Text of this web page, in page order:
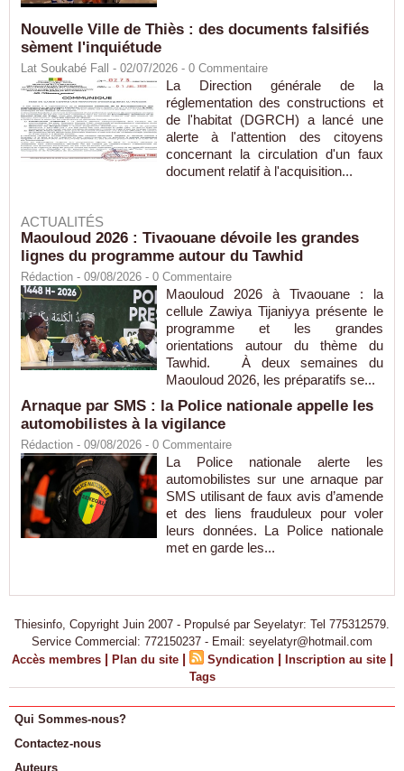
Nouvelle Ville de Thiès : des documents falsifiés
sèment l'inquiétude
Lat Soukabé Fall - 02/07/2026 - 0 Commentaire
La Direction générale de la
réglementation des constructions et
de l'habitat (DGRCH) a lancé une
alerte à l'attention des citoyens
concernant la circulation d'un faux
document relatif à l'acquisition...
ACTUALITÉS
Maouloud 2026 : Tivaouane dévoile les grandes
lignes du programme autour du Tawhid
Rédaction - 09/08/2026 - 0 Commentaire
Maouloud 2026 à Tivaouane : la
cellule Zawiya Tijaniyya présente le
programme et les grandes
orientations autour du thème du
Tawhid. À deux semaines du
Maouloud 2026, les préparatifs se...
Arnaque par SMS : la Police nationale appelle les
automobilistes à la vigilance
Rédaction - 09/08/2026 - 0 Commentaire
La Police nationale alerte les
automobilistes sur une arnaque par
SMS utilisant de faux avis d’amende
et des liens frauduleux pour voler
leurs données. La Police nationale
met en garde les...
Thiesinfo, Copyright Juin 2007 - Propulsé par Seyelatyr: Tel 775312579.
Service Commercial: 772150237 - Email: seyelatyr@hotmail.com
Accès membres | Plan du site | Syndication | Inscription au site |
Tags
Qui Sommes-nous?
Contactez-nous
Auteurs